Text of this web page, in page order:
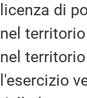
licenza di
nel
nel
l'esercizio